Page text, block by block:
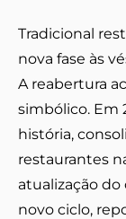
Tradicional
nova fase às
A reabertura
simbólico. Em
história,
restaurantes
atualização
novo ciclo,